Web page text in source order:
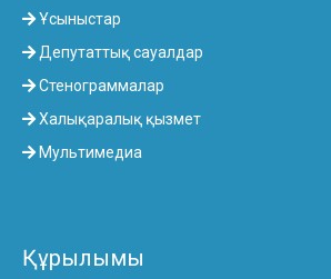
Ұсыныстар
Депутаттық сауалдар
Стенограммалар
Халықаралық қызмет
Мультимедиа
Құрылымы